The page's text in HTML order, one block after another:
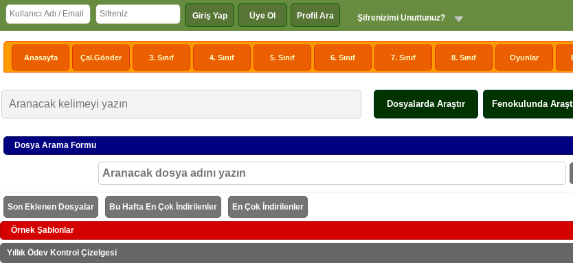
Giriş Yap Üye Ol Profil Ara Şifrenizimi Unuttunuz?
Anasayfa Çal.Gönder 3. Sınıf 4. Sınıf 5. Sınıf 6. Sınıf 7. Sınıf 8. Sınıf Oyunlar
Dosyalarda Araştır Fenokulunda
Dosya Arama Formu
Son Eklenen Dosyalar Bu Hafta En Çok İndirilenler En Çok İndirilenler
Örnek Şablonlar
Yıllık Ödev Kontrol Çizelgesi